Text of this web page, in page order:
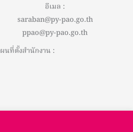
อีเมล :
saraban@py-pao.go.th
ppao@py-pao.go.th
นที่ตั้งสำนักงาน :